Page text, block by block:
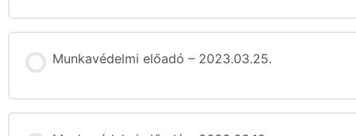
Munkavédelmi előadó – 2023.03.25.